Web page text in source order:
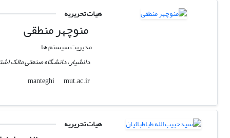
هیات تحریریه
منوچهر منطقی
مدیریت سیستم ها
دانشیار، دانشگاه صنعتی مالک
manteghi
mut.ac.ir
هیات تحریریه